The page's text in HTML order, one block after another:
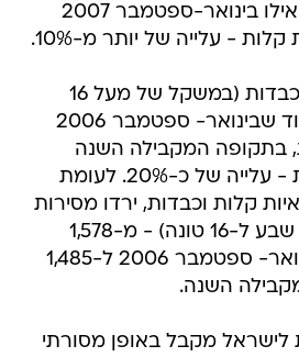
של עד שבע טונות) ואילו בינואר-ספטמבר 2007
גם מסירות משאיות כבדות (במשקל של מעל 16
טונה) עלו השנה. בעוד שבינואר- ספטמבר 2006
משאיות, בתקופה המקבילה השנה
נמסרו 1,424 משאיות - עלייה של כ-20%. לעומת
קלות וכבדות, ירדו מסירות
משאיות בינוניות (בין שבע ל-16 טונה) - מ-1,578
משאיות שנמסרו בינואר- ספטמבר 2006 ל-1,485
השנה.
לישראל מקבל באופן מסורתי